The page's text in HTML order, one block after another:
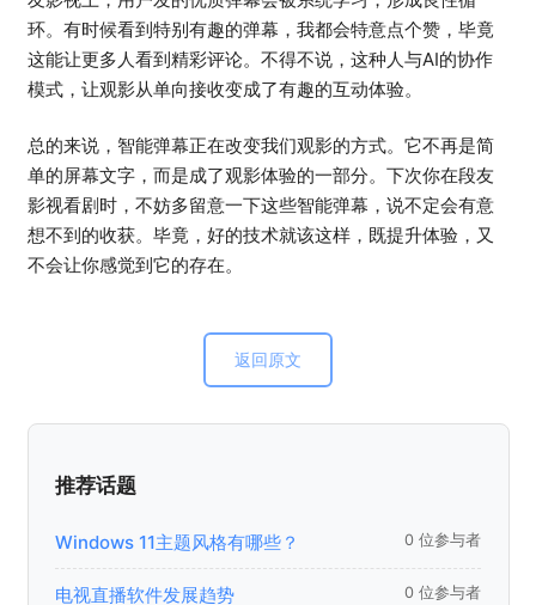
环。有时候看到特别有趣的弹幕，我都会特意点个赞，毕竟
这能让更多人看到精彩评论。不得不说，这种人与AI的协作
模式，让观影从单向接收变成了有趣的互动体验。
总的来说，智能弹幕正在改变我们观影的方式。它不再是简
单的屏幕文字，而是成了观影体验的一部分。下次你在段友
影视看剧时，不妨多留意一下这些智能弹幕，说不定会有意
想不到的收获。毕竟，好的技术就该这样，既提升体验，又
不会让你感觉到它的存在。
返回原文
推荐话题
Windows 11主题风格有哪些？ 0 位参与者
电视直播软件发展趋势 0 位参与者